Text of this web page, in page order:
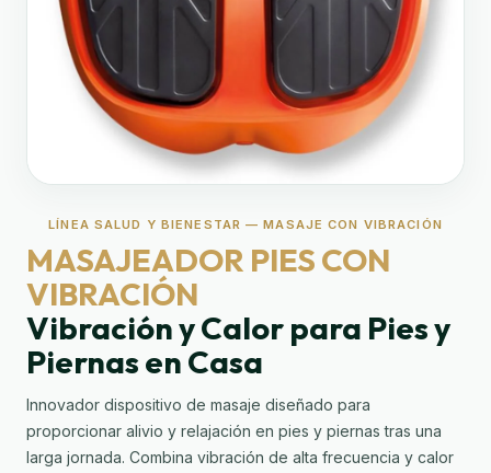
LÍNEA SALUD Y BIENESTAR — MASAJE CON VIBRACIÓN
MASAJEADOR PIES CON
VIBRACIÓN
Vibración y Calor para Pies y
Piernas en Casa
Innovador dispositivo de masaje diseñado para
proporcionar alivio y relajación en pies y piernas tras una
larga jornada. Combina vibración de alta frecuencia y calor